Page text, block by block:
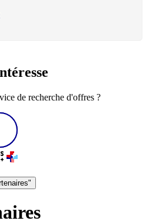
de recherche d'offres ?